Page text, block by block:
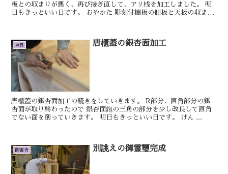
板との収まりが悪く、再び接ぎ直して、アリ桟を加工しました。 明
日もきっといい日です。 おやかた 彫刻付棚板の側板と天板の収まり
神具 唐櫃蓋の銀杏面加工
唐櫃蓋の銀杏面加工の続きをしていきます。 R部分、直角部分の銀
杏面が取り終わったので 銀杏面鉋の三角の部分を少し改良して直角
でない面を削っていきます。 明日もきっといい日です。 けん ...
御霊舎 別誂えの御霊璽完成